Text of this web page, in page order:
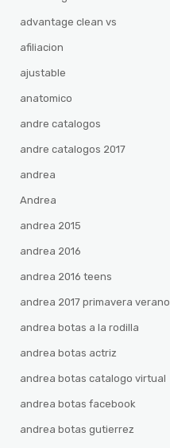
advantage clean vs
afiliacion
ajustable
anatomico
andre catalogos
andre catalogos 2017
andrea
Andrea
andrea 2015
andrea 2016
andrea 2016 teens
andrea 2017 primavera verano
andrea botas a la rodilla
andrea botas actriz
andrea botas catalogo virtual
andrea botas facebook
andrea botas gutierrez